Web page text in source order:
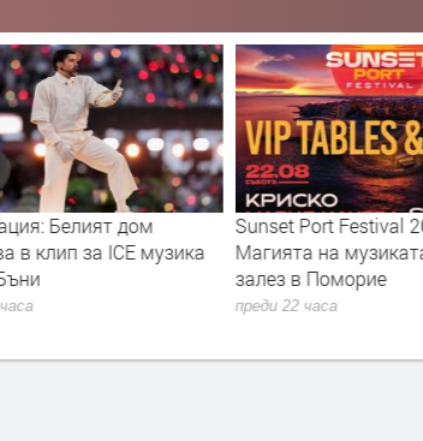
Белият дом
в клип за ICE музика
Sunset Port Festival
Магията на
залез в Поморие
преди 22 часа